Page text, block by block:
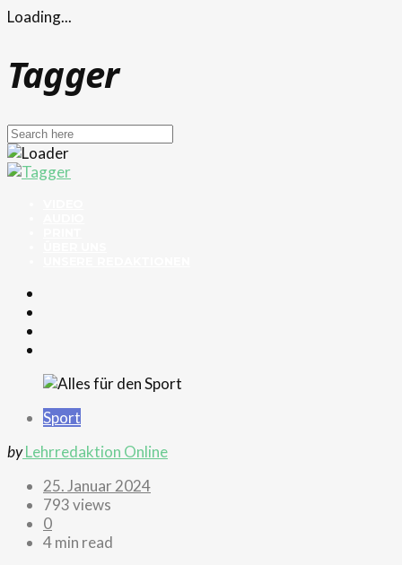
Loading...
Tagger
Sport
byLehrredaktion Online
25. Januar 2024
793 views
0
4 min read